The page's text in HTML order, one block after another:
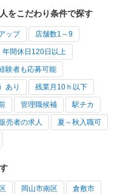
をこだわり条件で探す
ップ 店舗数1～9
年間休日120日以上
験者も応募可能
あり 残業月10ｈ以下
管理職候補 駅チカ
売者の求人 夏～秋入職可
岡山市南区 倉敷市